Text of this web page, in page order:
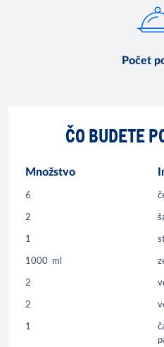
Počet
ČO BUDETE
Množstvo
6
2
1
1000 ml
2
2
1